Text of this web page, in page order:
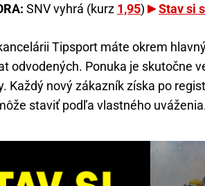
SNV vyhrá (kurz 1,95) Stav si
Tipsport máte okrem
odvodených. Ponuka je skutočne
Každý nový zákazník získa po
staviť podľa vlastného